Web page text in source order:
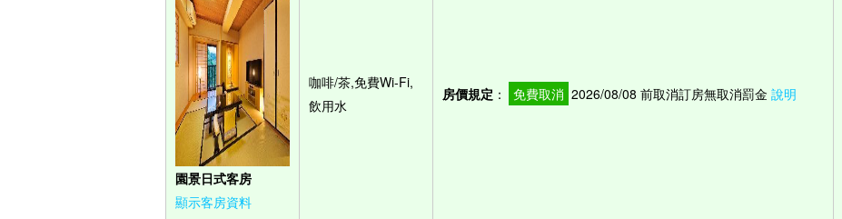
園景日式客房
顯示客房資料
咖啡/茶,免費Wi-Fi,
飲用水
房價規定 ： 免費取消 2026/08/08 前取消訂房無取消罰金 說明